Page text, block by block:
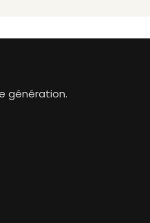
génération.